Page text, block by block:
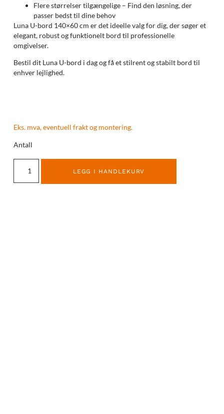
Flere størrelser tilgængelige – Find den løsning, der
passer bedst til dine behov
Luna U-bord 140×60 cm er det ideelle valg for dig, der søger et
elegant, robust og funktionelt bord til professionelle
omgivelser.
Bestil dit Luna U-bord i dag og få et stilrent og stabilt bord til
enhver lejlighed.
Eks. mva, eventuell frakt og montering.
Antall
LEGG I HANDLEKURV